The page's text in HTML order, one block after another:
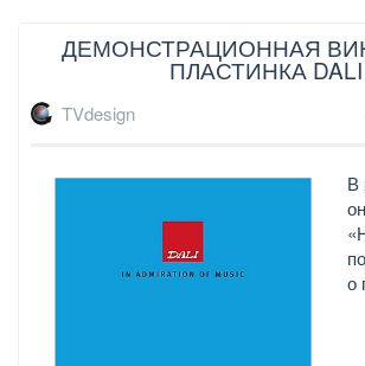
ДЕМОНСТРАЦИОННАЯ
ПЛАСТИНКА DALI
TVdesign
В
о